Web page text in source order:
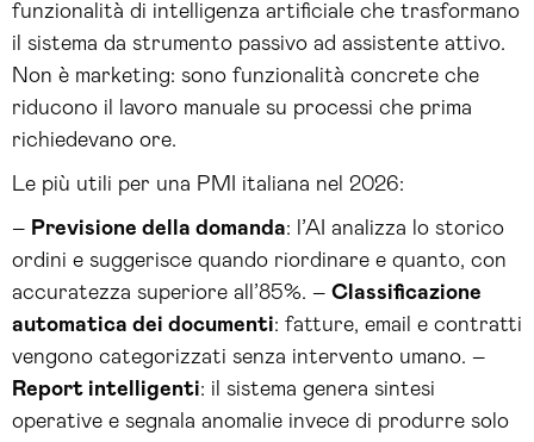
funzionalità di intelligenza artificiale che trasformano
il sistema da strumento passivo ad assistente attivo.
Non è marketing: sono funzionalità concrete che
riducono il lavoro manuale su processi che prima
richiedevano ore.
Le più utili per una PMI italiana nel 2026:
– Previsione della domanda: l’AI analizza lo storico
ordini e suggerisce quando riordinare e quanto, con
accuratezza superiore all’85%. – Classificazione
automatica dei documenti: fatture, email e contratti
vengono categorizzati senza intervento umano. –
Report intelligenti: il sistema genera sintesi
operative e segnala anomalie invece di produrre solo